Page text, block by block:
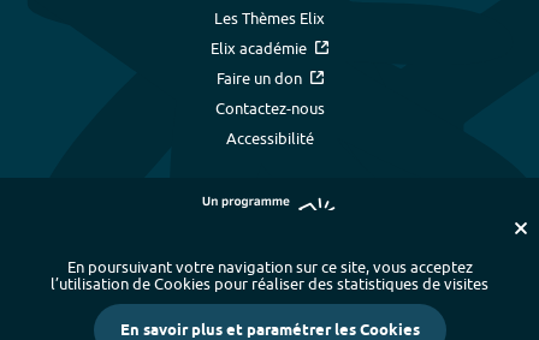
Les Thèmes Elix
Elix académie
Faire un don
Contactez-nous
Accessibilité
Plan du site - Index alphabétique
-
Mentions légales et données personnelles
- Paramétrer les cookies
En poursuivant votre navigation sur ce site, vous acceptez
l’utilisation de Cookies pour réaliser des statistiques de visites
En savoir plus et paramétrer les Cookies